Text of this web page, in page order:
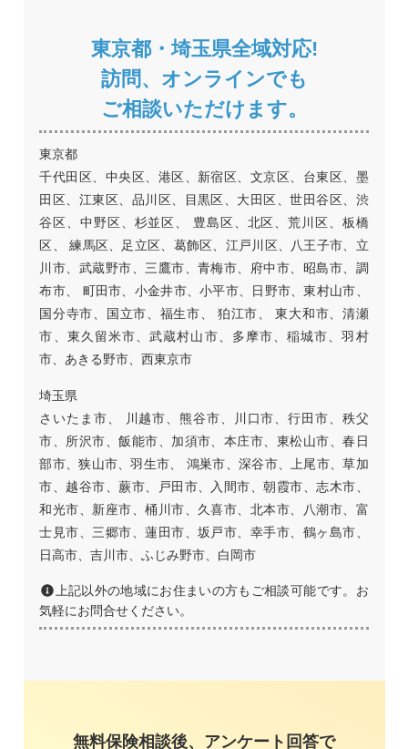
東京都・埼玉県全域対応!
訪問、オンラインでも
ご相談いただけます。
東京都
千代田区、中央区、港区、新宿区、文京区、台東区、墨
田区、江東区、品川区、目黒区、大田区、世田谷区、渋
谷区、中野区、杉並区、 豊島区、北区、荒川区、板橋
区、 練馬区、足立区、葛飾区、江戸川区、八王子市、立
川市、武蔵野市、三鷹市、青梅市、府中市、昭島市、調
布市、 町田市、小金井市、小平市、日野市、東村山市、
国分寺市、国立市、福生市、 狛江市、 東大和市、清瀬
市、東久留米市、武蔵村山市、多摩市、稲城市、羽村
市、あきる野市、西東京市
埼玉県
さいたま市、 川越市、熊谷市、川口市、行田市、秩父
市、所沢市、飯能市、加須市、本庄市、東松山市、春日
部市、狭山市、羽生市、 鴻巣市、深谷市、上尾市、草加
市、越谷市、蕨市、戸田市、入間市、朝霞市、志木市、
和光市、新座市、桶川市、久喜市、北本市、八潮市、富
士見市、三郷市、蓮田市、坂戸市、幸手市、鶴ヶ島市、
日高市、吉川市、ふじみ野市、白岡市
上記以外の地域にお住まいの方もご相談可能です。お
気軽にお問合せください。
無料保険相談後、アンケート回答で